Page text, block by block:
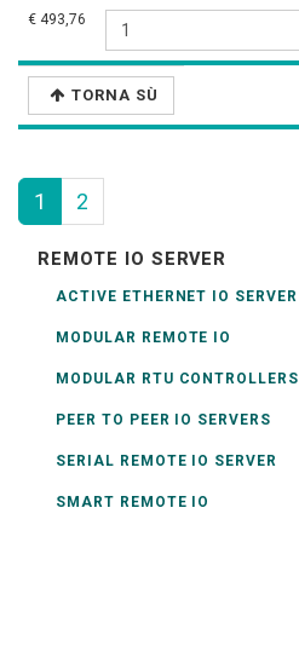
€ 493,76
TORNA SÙ
1 2
REMOTE IO SERVER
ACTIVE ETHERNET IO SERVER
MODULAR REMOTE IO
MODULAR RTU CONTROLLERS
PEER TO PEER IO SERVERS
SERIAL REMOTE IO SERVER
SMART REMOTE IO